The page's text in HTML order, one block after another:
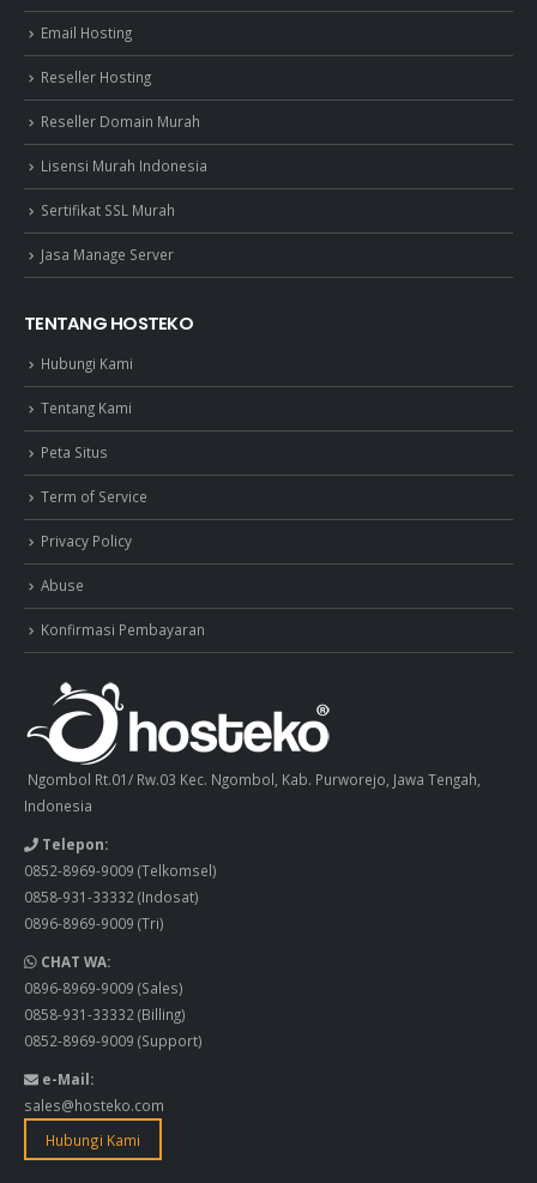
Email Hosting
Reseller Hosting
Reseller Domain Murah
Lisensi Murah Indonesia
Sertifikat SSL Murah
Jasa Manage Server
TENTANG HOSTEKO
Hubungi Kami
Tentang Kami
Peta Situs
Term of Service
Privacy Policy
Abuse
Konfirmasi Pembayaran
Ngombol Rt.01/ Rw.03 Kec. Ngombol, Kab. Purworejo, Jawa Tengah,
Indonesia
Telepon:
0852-8969-9009 (Telkomsel)
0858-931-33332(Indosat)
0896-8969-9009 (Tri)
CHAT WA:
0896-8969-9009 (Sales)
0858-931-33332(Billing)
0852-8969-9009 (Support)
e-Mail:
sales@hosteko.com
Hubungi Kami